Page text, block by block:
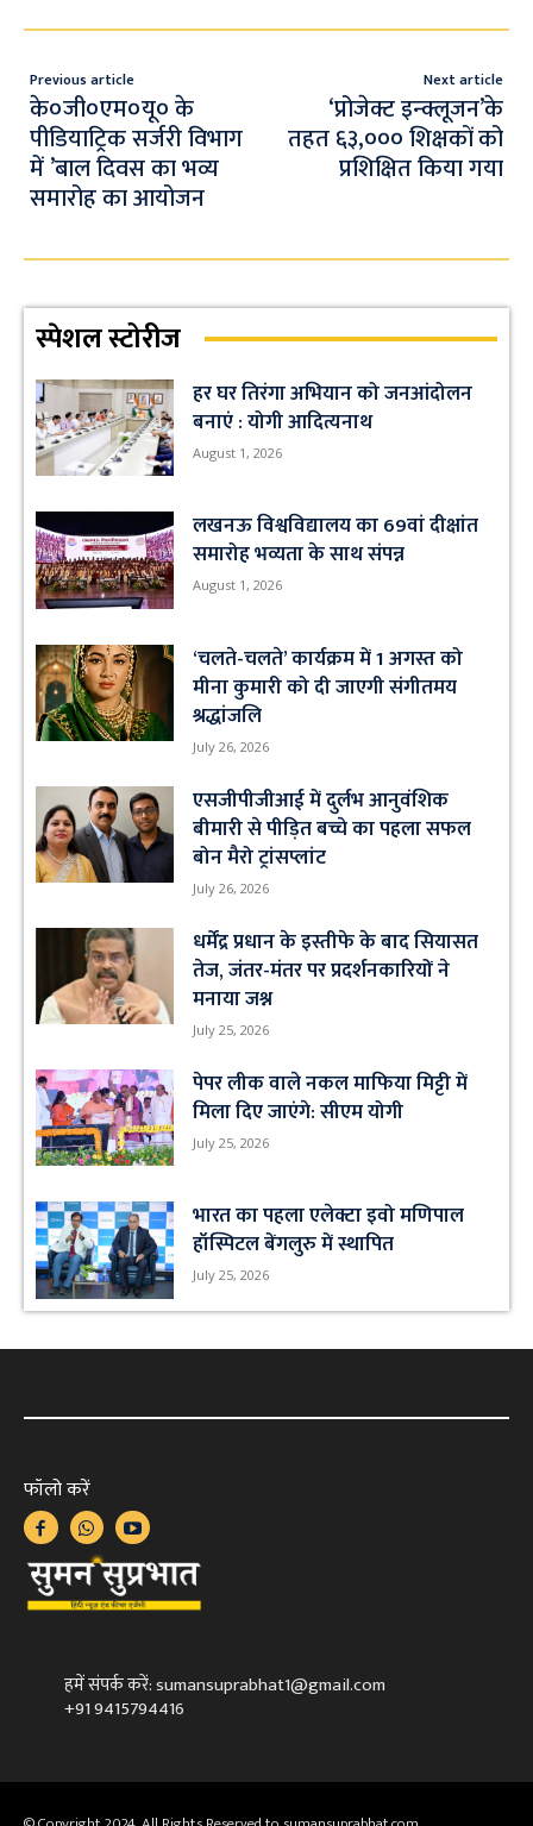
o
o
k
s
A
p
p
a e
Previous article
के०जी०एम०यू० के
पीडियाट्रिक सर्जरी विभाग
में ’बाल दिवस का भव्य
समारोह का आयोजन
Next article
‘प्रोजेक्ट इन्क्लूजन’के
तहत ६३,००० शिक्षकों को
प्रशिक्षित किया गया
स्पेशल स्टोरीज
हर घर तिरंगा अभियान को जनआंदोलन
बनाएं : योगी आदित्यनाथ
August 1, 2026
लखनऊ विश्वविद्यालय का 69वां दीक्षांत
समारोह भव्यता के साथ संपन्न
August 1, 2026
‘चलते-चलते’ कार्यक्रम में 1 अगस्त को
मीना कुमारी को दी जाएगी संगीतमय
श्रद्धांजलि
July 26, 2026
एसजीपीजीआई में दुर्लभ आनुवंशिक
बीमारी से पीड़ित बच्चे का पहला सफल
बोन मैरो ट्रांसप्लांट
July 26, 2026
धर्मेंद्र प्रधान के इस्तीफे के बाद सियासत
तेज, जंतर-मंतर पर प्रदर्शनकारियों ने
मनाया जश्न
July 25, 2026
पेपर लीक वाले नकल माफिया मिट्टी में
मिला दिए जाएंगे: सीएम योगी
July 25, 2026
भारत का पहला एलेक्टा इवो मणिपाल
हॉस्पिटल बेंगलुरु में स्थापित
July 25, 2026
फॉलो करें
हमें संपर्क करें: sumansuprabhat1@gmail.com
+91 9415794416